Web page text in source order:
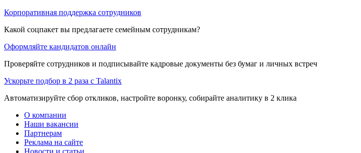
Корпоративная поддержка сотрудников
Какой соцпакет вы предлагаете семейным сотрудникам?
Оформляйте кандидатов онлайн
Проверяйте сотрудников и подписывайте кадровые документы без бумаг и личных встреч
Ускорьте подбор в 2 раза с Talantix
Автоматизируйте сбор откликов, настройте воронку, собирайте аналитику в 2 клика
О компании
Наши вакансии
Партнерам
Реклама на сайте
Новости и статьи